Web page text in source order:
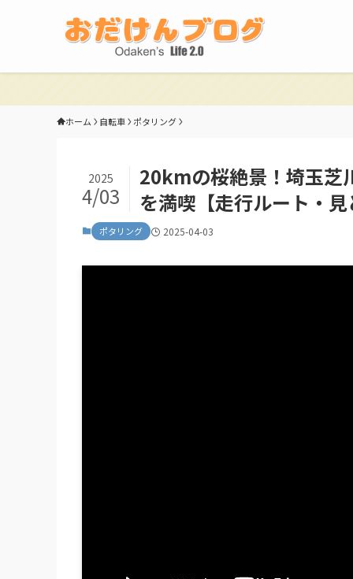
ホーム 自転車 ポタリング
20kmの桜絶景！埼玉芝
を満喫【走行ルート・
2025
4/03
ポタリング 2025-04-03